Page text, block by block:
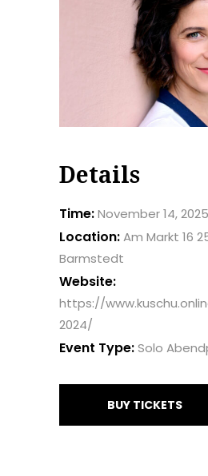
Details
Time:November 14,
Location:Am Markt 16
Barmstedt
Website:
https://
2024/
Event Type:Solo
BUY TICKETS